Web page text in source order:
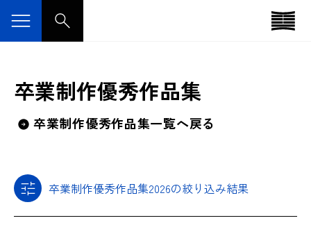
卒業制作優秀作品集
卒業制作優秀作品集一覧へ戻る
卒業制作優秀作品集2026の絞り込み結果